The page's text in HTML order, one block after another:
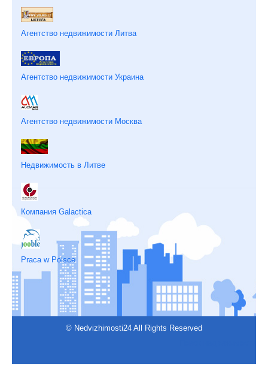
Агентство недвижимости Литва
Агентство недвижимости Украина
Агентство недвижимости Москва
Недвижимость в Литве
Компания Galactica
Praca w Polsce
© Nedvizhimosti24 All Rights Reserved